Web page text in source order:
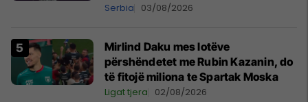
shpall gjendjen e luftës
Serbia 03/08/2026
Mirlind Daku mes lotëve
përshëndetet me Rubin Kazanin, do
të fitojë miliona te Spartak Moska
Ligat tjera 02/08/2026